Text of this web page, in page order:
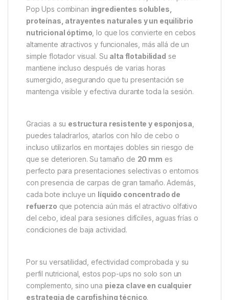
colaboración con el prestigioso pescadorTerry
Hearn. Estos cebos de anzuelo tipopop-upno solo
están formulados para complementar
perfectamente los boilies CompleX-T, sino que
también ofrecencaracterísticas técnicas
avanzadasque los convierten en una herramienta
clave en montajes modernos comoChod Rig, Hinge
Rig o Ronnie Rig .
Elaborados comofoodbaits reales, los CompleX-T
Pop Ups combinan ingredientes solubles,
proteínas, atrayentes naturales y un equilibrio
nutricional óptimo, lo que los convierte en cebos
altamente atractivos y funcionales, más allá de un
simple flotador visual. Su alta flotabilidad se
mantiene incluso después de varias horas
sumergido, asegurando que tu presentación se
mantenga visible y efectiva durante toda la sesión.
puedes taladrarlos, atarlos con hilo de cebo o
incluso utilizarlos en montajes dobles sin riesgo de
que se deterioren. Su tamaño de20 mmes
perfecto para presentaciones selectivas o entornos